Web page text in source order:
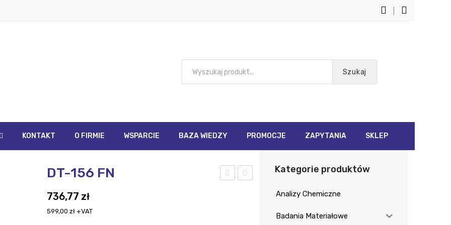
Szukaj
KONTAKT O FIRMIE WSPARCIE BAZA WIEDZY PROMOCJE ZAPYTANIA SKLEP
DT-156 FN
736,77 zł
599,00 zł+VAT
Kategorie produktów
Analizy Chemiczne
Badania Materiałowe